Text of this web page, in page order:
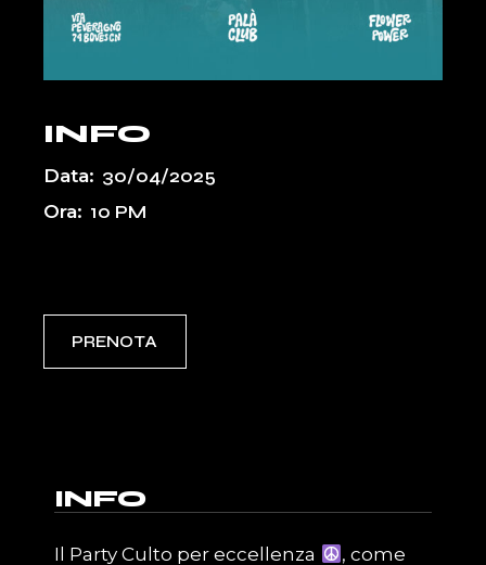
INFO
Data: 30/04/2025
Ora: 10 PM
PRENOTA
INFO
Il Party Culto per eccellenza
, come